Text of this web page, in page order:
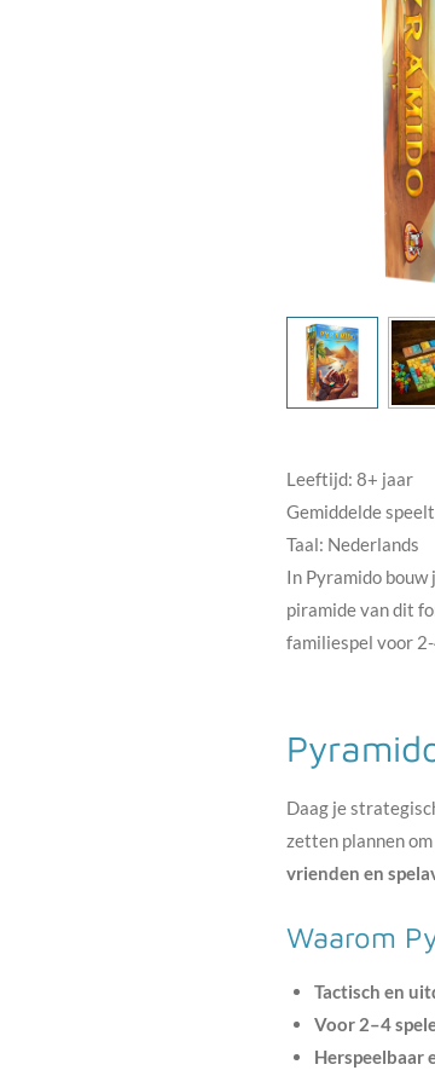
Leeftijd: 8+ jaar
Gemiddelde
Taal: Nederlands
In Pyramido bouw
piramide van dit
familiespel voor
Daag je
zetten plannen
vrienden en
Waarom
Tactisch en
Voor 2–4
Herspeelbaar